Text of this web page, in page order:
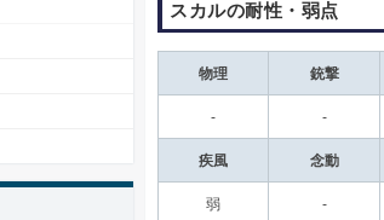
スカルの耐性・弱点
物理 銃撃
‐ ‐
疾風 念動
弱 ‐